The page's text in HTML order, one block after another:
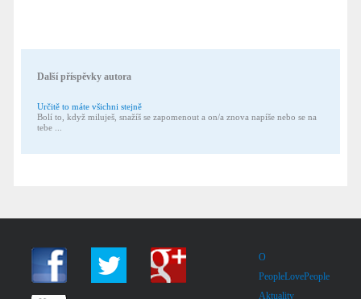
Další příspěvky autora
Určitě to máte všichni stejně
Bolí to, když miluješ, snažíš se zapomenout a on/a znova napíše nebo se na
tebe ...
O
PeopleLovePeople
Aktuality